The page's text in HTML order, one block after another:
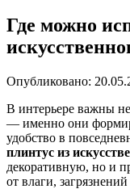
Где можно
Опубликовано:
В интерьере важны
— именно они
удобство в
плинтус из
декоративную, но и
от влаги,